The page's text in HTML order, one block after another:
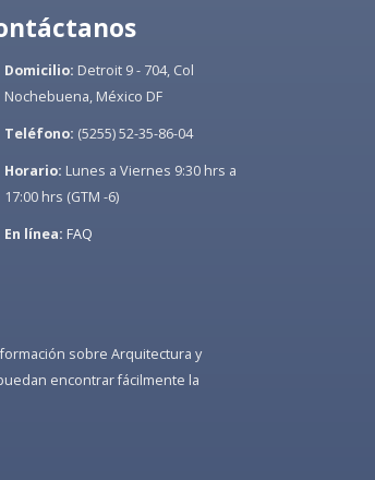
Domicilio: Detroit 9 - 704, Col
Nochebuena, México DF
Teléfono: (5255) 52-35-86-04
Horario: Lunes a Viernes 9:30 hrs a
17:00 hrs (GTM -6)
En línea: FAQ
sobre Arquitectura y
encontrar fácilmente la